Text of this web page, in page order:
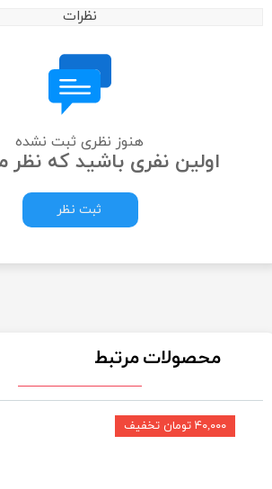
نظرات
هنوز نظری ثبت نشده
اولین نفری باشید که
ثبت نظر
محصولات مرتبط
۴۰,۰۰۰ تومان تخفیف